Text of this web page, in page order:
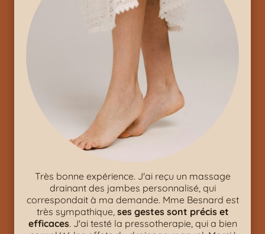
Très bonne expérience. J'ai reçu un massage
drainant des jambes personnalisé, qui
correspondait à ma demande. Mme Besnard est
très sympathique, ses gestes sont précis et
efficaces. J'ai testé la pressotherapie, qui a bien